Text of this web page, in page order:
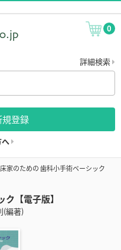
0
詳細検索
規登録
家のための 歯科小手術ベーシック
【電子版】
(編著)